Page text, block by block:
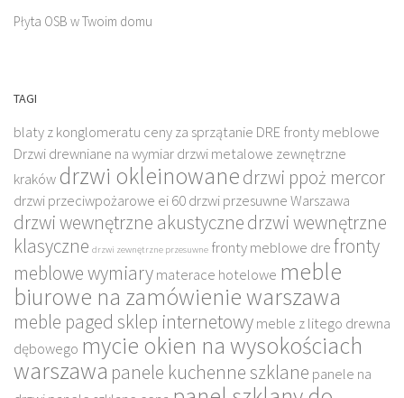
Płyta OSB w Twoim domu
TAGI
blaty z konglomeratu ceny za sprzątanie DRE fronty meblowe
Drzwi drewniane na wymiardrzwi metalowe zewnętrzne
kraków drzwi okleinowanedrzwi ppoż mercor
drzwi przeciwpożarowe ei 60drzwi przesuwne Warszawa
drzwi wewnętrzne akustycznedrzwi wewnętrzne
klasyczne drzwi zewnętrzne przesuwne fronty meblowe drefronty
meblowe wymiarymaterace hotelowe meble
biurowe na zamówienie warszawa
meble paged sklep internetowymeble z litego drewna
dębowego mycie okien na wysokościach
warszawa panele kuchenne szklane panele na